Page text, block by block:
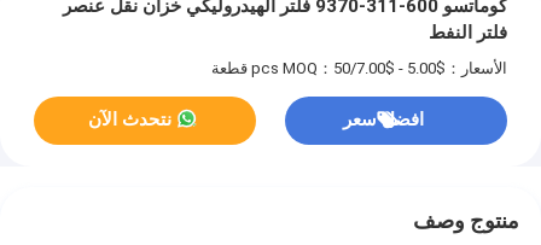
كوماتسو 600-311-9370 فلتر الهيدروليكي خزان نقل عنصر
فلتر النفط
الأسعار：$5.00 - $7.00/pcs MOQ：50 قطعة
افضل سعر نتحدث الآن
منتوج وصف